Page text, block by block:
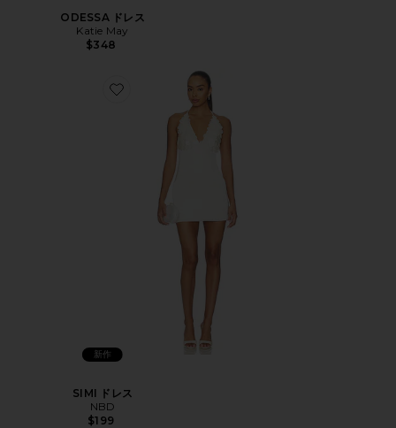
ODESSA ドレス
Katie May
$348
新作
SIMI ドレス
NBD
$199